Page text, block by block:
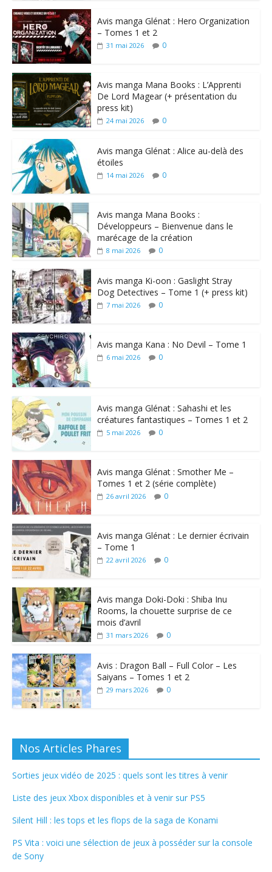
Avis manga Glénat : Hero Organization
– Tomes 1 et 2
31 mai 2026 0
Avis manga Mana Books : L’Apprenti
De Lord Magear (+ présentation du
press kit)
24 mai 2026 0
Avis manga Glénat : Alice au-delà des
étoiles
14 mai 2026 0
Avis manga Mana Books :
Développeurs – Bienvenue dans le
marécage de la création
8 mai 2026 0
Avis manga Ki-oon : Gaslight Stray
Dog Detectives – Tome 1 (+ press kit)
7 mai 2026 0
Avis manga Kana : No Devil – Tome 1
6 mai 2026 0
Avis manga Glénat : Sahashi et les
créatures fantastiques – Tomes 1 et 2
5 mai 2026 0
Avis manga Glénat : Smother Me –
Tomes 1 et 2 (série complète)
26 avril 2026 0
Avis manga Glénat : Le dernier écrivain
– Tome 1
22 avril 2026 0
Avis manga Doki-Doki : Shiba Inu
Rooms, la chouette surprise de ce
mois d’avril
31 mars 2026 0
Avis : Dragon Ball – Full Color – Les
Saiyans – Tomes 1 et 2
29 mars 2026 0
Nos Articles Phares
Sorties jeux vidéo de 2025 : quels sont les titres à venir
Liste des jeux Xbox disponibles et à venir sur PS5
Silent Hill : les tops et les flops de la saga de Konami
PS Vita : voici une sélection de jeux à posséder sur la console
de Sony